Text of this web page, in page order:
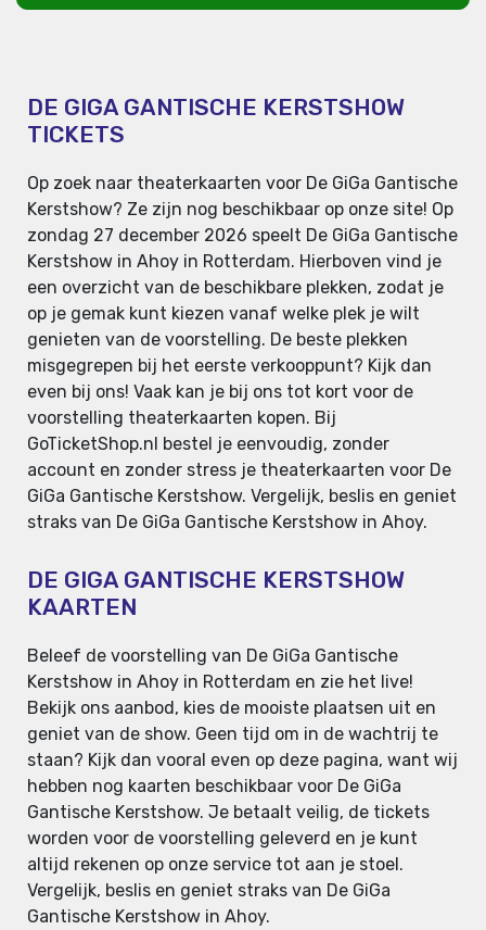
DE GIGA GANTISCHE KERSTSHOW
TICKETS
Op zoek naar theaterkaarten voor De GiGa Gantische
Kerstshow? Ze zijn nog beschikbaar op onze site! Op
zondag 27 december 2026 speelt De GiGa Gantische
Kerstshow in Ahoy in Rotterdam. Hierboven vind je
een overzicht van de beschikbare plekken, zodat je
op je gemak kunt kiezen vanaf welke plek je wilt
genieten van de voorstelling. De beste plekken
misgegrepen bij het eerste verkooppunt? Kijk dan
even bij ons! Vaak kan je bij ons tot kort voor de
voorstelling theaterkaarten kopen. Bij
GoTicketShop.nl bestel je eenvoudig, zonder
account en zonder stress je theaterkaarten voor De
GiGa Gantische Kerstshow. Vergelijk, beslis en geniet
straks van De GiGa Gantische Kerstshow in Ahoy.
DE GIGA GANTISCHE KERSTSHOW
KAARTEN
Beleef de voorstelling van De GiGa Gantische
Kerstshow in Ahoy in Rotterdam en zie het live!
Bekijk ons aanbod, kies de mooiste plaatsen uit en
geniet van de show. Geen tijd om in de wachtrij te
staan? Kijk dan vooral even op deze pagina, want wij
hebben nog kaarten beschikbaar voor De GiGa
Gantische Kerstshow. Je betaalt veilig, de tickets
worden voor de voorstelling geleverd en je kunt
altijd rekenen op onze service tot aan je stoel.
Vergelijk, beslis en geniet straks van De GiGa
Gantische Kerstshow in Ahoy.